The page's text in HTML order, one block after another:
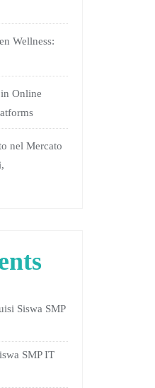
Wellness:
Online
nel Mercato
Siswa SMP
SMP IT